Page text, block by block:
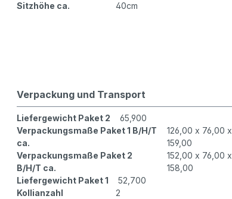
Sitzhöhe ca.
40cm
Verpackung und Transport
Liefergewicht Paket 2
65,900
Verpackungsmaße Paket 1 B/H/T
ca.
126,00 x 76,00 x
159,00
Verpackungsmaße Paket 2
B/H/T ca.
152,00 x 76,00 x
158,00
Liefergewicht Paket 1
52,700
Kollianzahl
2